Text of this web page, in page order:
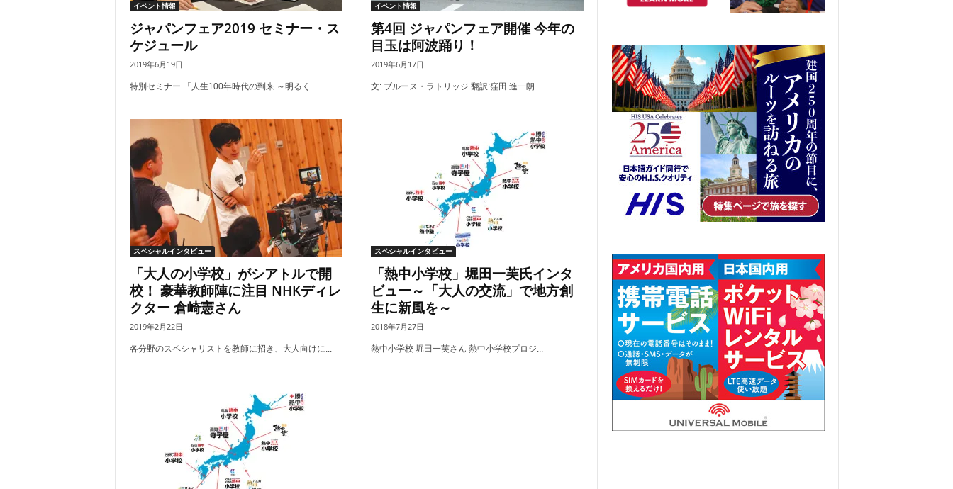
イベント情報
ジャパンフェア2019 セミナー・ス
ケジュール
2019年6月19日
特別セミナー 「人生100年時代の到来 ～明るく...
イベント情報
第4回 ジャパンフェア開催 今年の
目玉は阿波踊り！
2019年6月17日
文: ブルース・ラトリッジ 翻訳:窪田 進一朗 ...
スペシャルインタビュー
「大人の小学校」がシアトルで開
校！ 豪華教師陣に注目 NHKディレ
クター 倉崎憲さん
2019年2月22日
各分野のスペシャリストを教師に招き、大人向けに...
スペシャルインタビュー
「熱中小学校」堀田一芙氏インタ
ビュー～「大人の交流」で地方創
生に新風を～
2018年7月27日
熱中小学校 堀田一芙さん 熱中小学校プロジ...